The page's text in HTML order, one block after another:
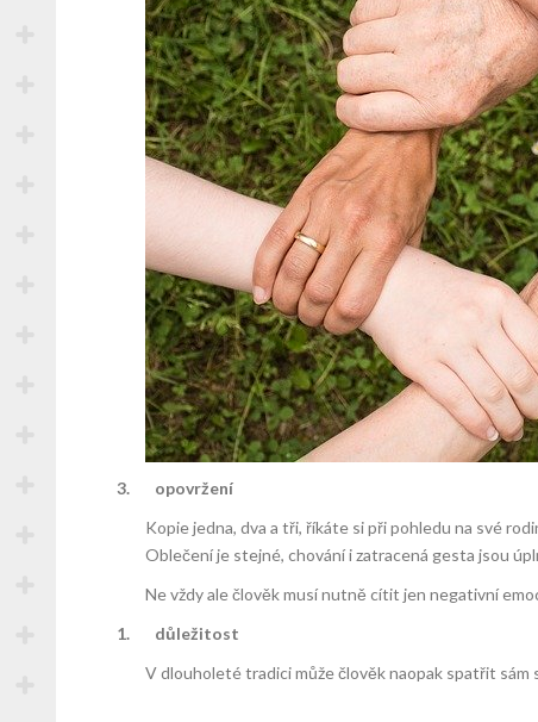
3.
opovržení
Kopie jedna, dva a tři, říkáte si při pohledu na své
Oblečení je stejné, chování i zatracená gesta jsou
Ne vždy ale člověk musí nutně cítit jen negativní
1.
důležitost
V dlouholeté tradici může člověk naopak spatřit sám